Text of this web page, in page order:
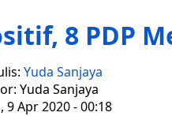
8 PDP
Yuda Sanjaya
Yuda Sanjaya
9 Apr 2020 - 00:18